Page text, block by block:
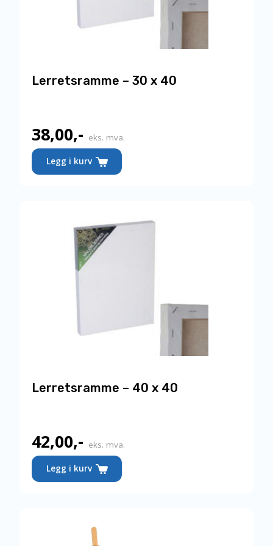
Lerretsramme – 30 x 40
38,00,- eks. mva.
Legg i kurv
Lerretsramme – 40 x 40
42,00,- eks. mva.
Legg i kurv